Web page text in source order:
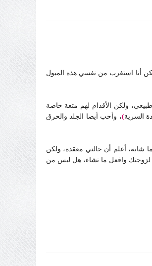
أنا استغرب من نفسي هذه الميول
ولكن الأقدام لهم متعة خاصة
السرية)، وأحب أيضا الجلد والحرق
شابه، أعلم أن حالتي معقدة، ولكن
وافعل ما تشاء، هل ليس من